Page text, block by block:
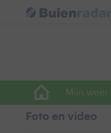
Mijn weer
Foto en video